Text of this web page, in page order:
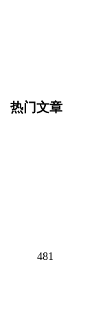
热门文章
481